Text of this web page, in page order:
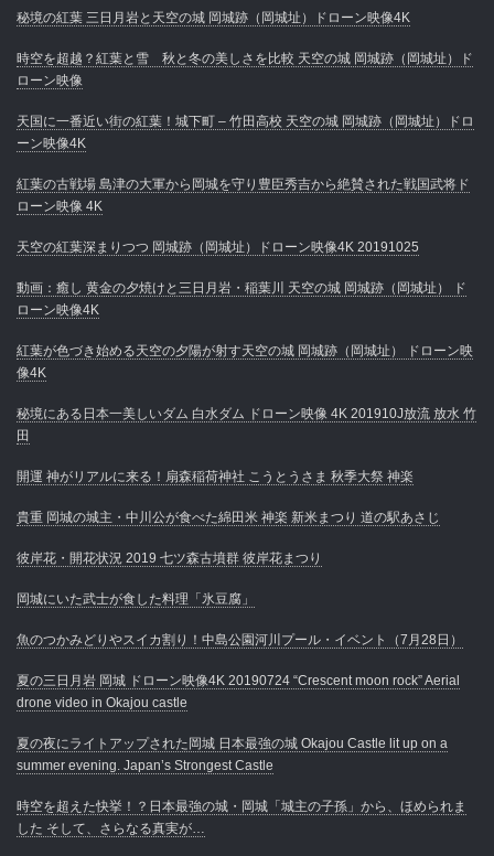
秘境の紅葉 三日月岩と天空の城 岡城跡（岡城址）ドローン映像4K
時空を超越？紅葉と雪 秋と冬の美しさを比較 天空の城 岡城跡（岡城址）ド
ローン映像
天国に一番近い街の紅葉！城下町 – 竹田高校 天空の城 岡城跡（岡城址）ドロ
ーン映像4K
紅葉の古戦場 島津の大軍から岡城を守り豊臣秀吉から絶賛された戦国武将ド
ローン映像 4K
天空の紅葉深まりつつ 岡城跡（岡城址）ドローン映像4K 20191025
動画：癒し 黄金の夕焼けと三日月岩・稲葉川 天空の城 岡城跡（岡城址） ド
ローン映像4K
紅葉が色づき始める天空の夕陽が射す天空の城 岡城跡（岡城址） ドローン映
像4K
秘境にある日本一美しいダム 白水ダム ドローン映像 4K 201910J放流 放水 竹
田
開運 神がリアルに来る！扇森稲荷神社 こうとうさま 秋季大祭 神楽
貴重 岡城の城主・中川公が食べた綿田米 神楽 新米まつり 道の駅あさじ
彼岸花・開花状況 2019 七ツ森古墳群 彼岸花まつり
岡城にいた武士が食した料理「氷豆腐」
魚のつかみどりやスイカ割り！中島公園河川プール・イベント（7月28日）
夏の三日月岩 岡城 ドローン映像4K 20190724 “Crescent moon rock” Aerial
drone video in Okajou castle
夏の夜にライトアップされた岡城 日本最強の城 Okajou Castle lit up on a
summer evening. Japan’s Strongest Castle
時空を超えた快挙！？日本最強の城・岡城「城主の子孫」から、ほめられま
した そして、さらなる真実が…